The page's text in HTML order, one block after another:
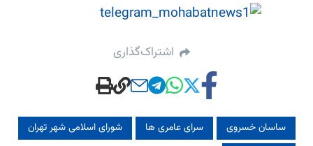
اشتراک‌گذاری
ساسان خسروی سرای عامری ها
شورای اسلامی شهر تهران